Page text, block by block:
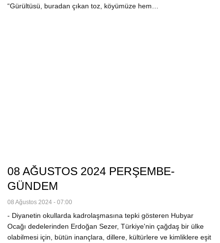
“Gürültüsü, buradan çıkan toz, köyümüze hem…
08 AĞUSTOS 2024 PERŞEMBE-
GÜNDEM
08 Ağustos 2024 - 07:00
- Diyanetin okullarda kadrolaşmasına tepki gösteren Hubyar
Ocağı dedelerinden Erdoğan Sezer, Türkiye'nin çağdaş bir ülke
olabilmesi için, bütün inançlara, dillere, kültürlere ve kimliklere eşit